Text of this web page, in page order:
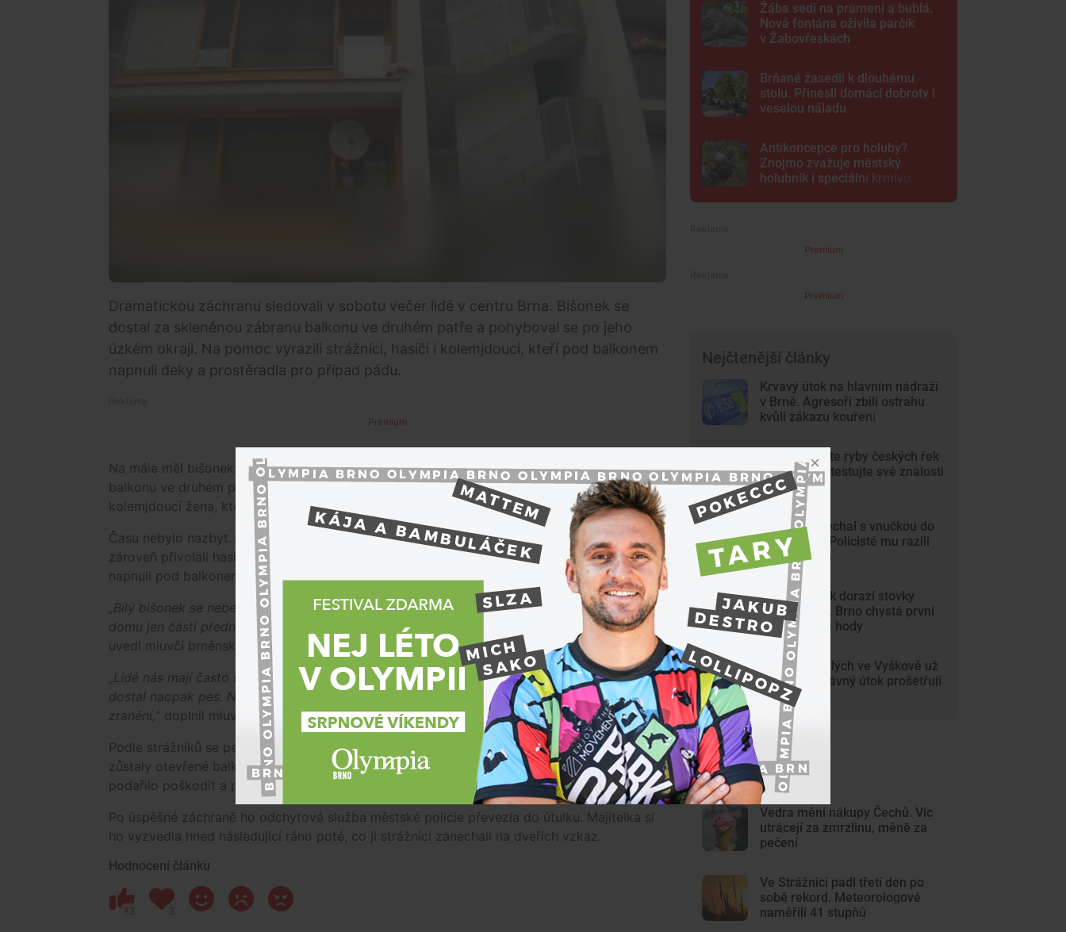
Dramatickou záchranu sledovali v sobotu večer lidé v centru Brna. Bišonek se
dostal za skleněnou zábranu balkonu ve druhém patře a pohyboval se po jeho
úzkém okraji. Na pomoc vyrazili strážníci, hasiči i kolemjdoucí, kteří pod balkonem
napnuli deky a prostěradla pro případ pádu.
Premium
Na mále měl bišonek z centra jihomoravské metropole. Pes se dostal za skleněnou zábranu
balkonu ve druhém patře a po samém okraji přecházel tam a zpátky. Všimla si ho
kolemjdoucí žena, která na místo přivolala strážníky.
Času nebylo nazbyt. Strážci brněnského zákona se pokoušeli kontaktovat majitele bytu a
zároveň přivolali hasiče. Kolemjdoucí mezitím nosili deky a prostěradla, která společně
napnuli pod balkonem pro případ, že by pes spadl.
„Bílý bišonek se nebezpečně vykláněl přes okraj, chvílemi došlapoval na hranu konstrukce
domu jen částí přední tlapky. Naštěstí ho nakonec sundali hasiči z přistaveného žebříku,“
uvedl mluvčí brněnských strážníkůJakub Ghanem
„Lidé nás mají často spojené se záchranou koček ze stromů. Tentokrát se však do potíží
dostal naopak pes. Na místě jsme zasahovali čtvrt hodiny a celá akce se obešla bez
zranění,“ doplnil mluvčí jihomoravských hasičůJaroslav Mikoška.
Podle strážníků se pes na balkon nejspíš dostal souhrou několika okolností. V bytě zřejmě
zůstaly otevřené balkonové dveře, kterým bránily pouze stažené žaluzie. Ty se bišonkovi
podařilo poškodit a protrhnout, díky čemuž se dostal ven.
Po úspěšné záchraně ho odchytová služba městské policie převezla do útulku. Majitelka si
ho vyzvedla hned následující ráno poté, co jí strážníci zanechali na dveřích vzkaz.
Hodnocení článku
13 3
Žába sedí na prameni a bublá.
Nová fontána oživila parčík
v Žabovřeskách
Brňané zasedli k dlouhému
stolu. Přinesli domácí dobroty i
veselou náladu
Antikoncepce pro holuby?
Znojmo zvažuje městský
holubník i speciální krmivo
Premium
Premium
Nejčtenější články
Krvavý útok na hlavním nádraží
v Brně. Agresoři zbili ostrahu
kvůli zákazu kouření
KVÍZ: Poznáte ryby českých řek
a rybníků? Otestujte své znalosti
v kvízu
Dědeček spěchal s vnučkou do
nemocnice. Policisté mu razili
cestu Brnem
Na Svoboďák dorazí stovky
krojovaných. Brno chystá první
celoměstské hody
Gang nezletilých ve Vyškově už
dořádil. Nedávný útok prošetřují
kriminalisté
Nejnovější články
Vedra mění nákupy Čechů. Víc
utrácejí za zmrzlinu, méně za
pečení
Ve Strážnici padl třetí den po
sobě rekord. Meteorologové
naměřili 41 stupňů